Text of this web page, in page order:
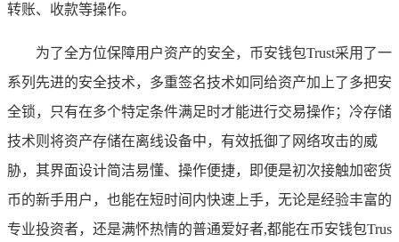
转账、收款等操作。
为了全方位保障用户资产的安全，币安钱包Trust采用了一
系列先进的安全技术，多重签名技术如同给资产加上了多把安
全锁，只有在多个特定条件满足时才能进行交易操作；冷存储
技术则将资产存储在离线设备中，有效抵御了网络攻击的威
胁，其界面设计简洁易懂、操作便捷，即便是初次接触加密货
币的新手用户，也能在短时间内快速上手，无论是经验丰富的
专业投资者，还是满怀热情的普通爱好者,都能在币安钱包Trus